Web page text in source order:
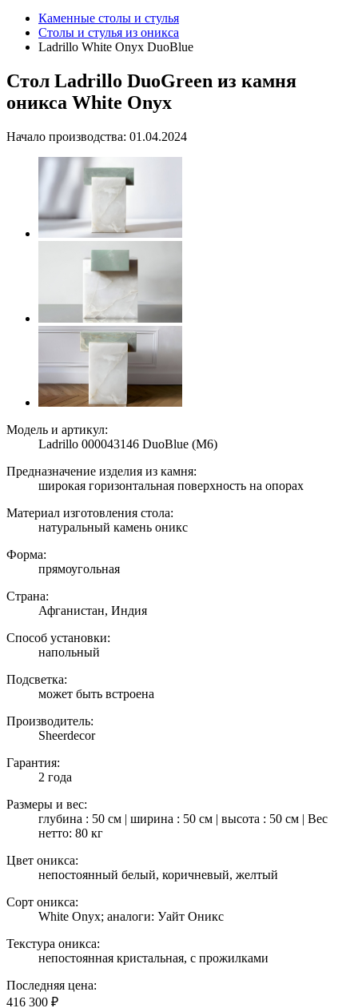
Каменные столы и стулья
Столы и стулья из оникса
Ladrillo White Onyx DuoBlue
Стол Ladrillo DuoGreen из камня
оникса White Onyx
Начало производства: 01.04.2024
Модель и артикул:
Ladrillo 000043146 DuoBlue (M6)
Предназначение изделия из камня:
широкая горизонтальная поверхность на опорах
Материал изготовления стола:
натуральный камень оникс
Форма:
прямоугольная
Страна:
Афганистан, Индия
Способ установки:
напольный
Подсветка:
может быть встроена
Производитель:
Sheerdecor
Гарантия:
2 года
Размеры и вес:
глубина : 50 см | ширина : 50 см | высота : 50 см | Вес
нетто: 80 кг
Цвет оникса:
непостоянный белый, коричневый, желтый
Сорт оникса:
White Onyx; аналоги: Уайт Оникс
Текстура оникса:
непостоянная кристальная, с прожилками
Последняя цена:
416 300 ₽